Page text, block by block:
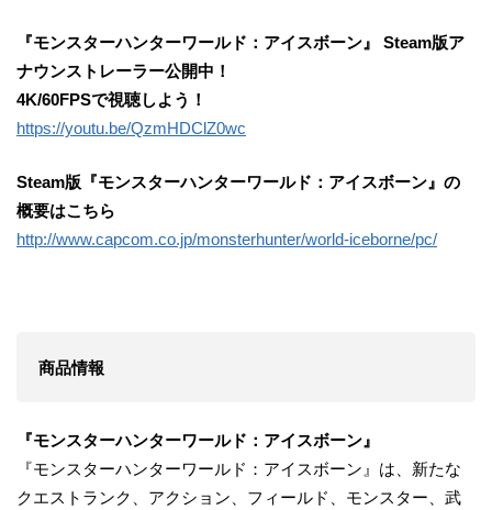
『モンスターハンターワールド：アイスボーン』 Steam版ア
ナウンストレーラー公開中 ！
4K/60FPSで視聴しよう！
https://youtu.be/QzmHDClZ0wc
Steam版 『モンスターハンターワールド：アイスボーン』の
概要はこちら
http://www.capcom.co.jp/monsterhunter/world-iceborne/pc/
商品情報
『モンスターハンターワールド：アイスボーン』
『モンスターハンターワールド：アイスボーン』は、新たな
クエストランク、アクション、フィールド、モンスター、武